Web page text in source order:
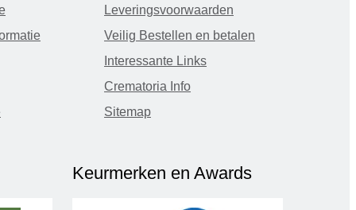
Leveringsvoorwaarden
Veilig Bestellen en betalen
Interessante Links
Crematoria Info
Sitemap
Keurmerken en Awards